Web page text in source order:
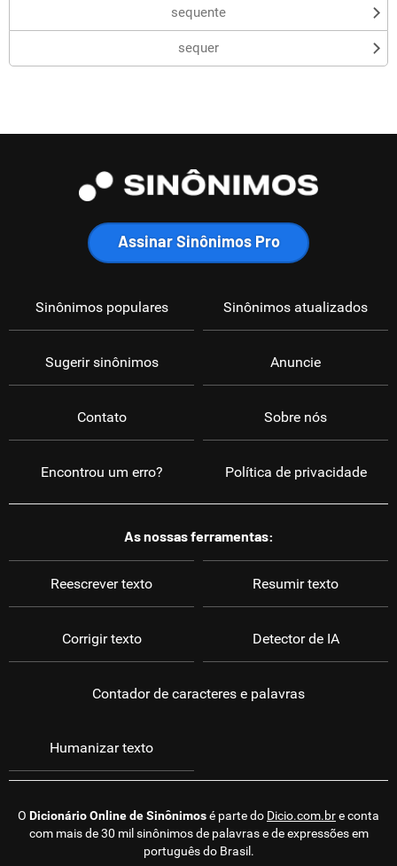
sequente
sequer
Sinônimos populares
Anuncie
Encontrou um erro?
Sugerir sinônimos
Contato
Política de privacidade
Sinônimos atualizados
Sobre nós
Assinar Sinônimos Pro
As nossas ferramentas:
Reescrever texto
Corrigir texto
Contador de caracteres e palavras
Resumir texto
Detector de IA
Humanizar texto
O Dicionário Online de Sinônimosé parte do Dicio.com.bre conta
com mais de 30 mil sinônimos de palavras e de expressões em
português do Brasil.